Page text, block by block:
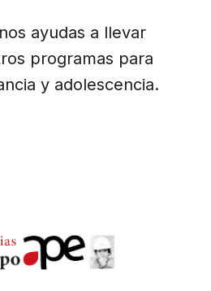
ayudas a llevar
programas para
y adolescencia.